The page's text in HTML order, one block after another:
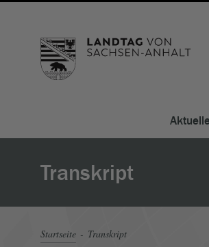
Transkript
Startseite Transkript